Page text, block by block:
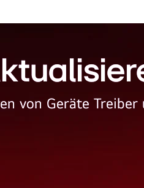
von Geräte Treiber